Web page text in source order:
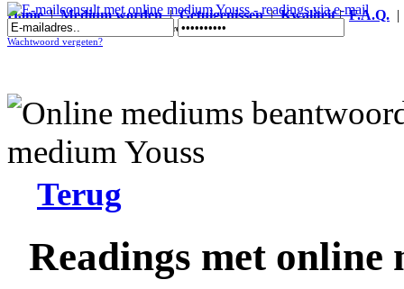
Home|Medium worden|Getuigenissen|Kwaliteit|F.A.Q.
E-mailconsult met online medium Youss - readings via e-mail
Wachtwoord vergeten?
Terug
Readings met online